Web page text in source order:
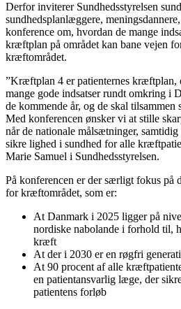
Derfor inviterer Sundhedsstyrelsen
sundhedsplanlæggere,
konference om, hvordan de mange
kræftplan på området kan bane vejen
kræftområdet.
”Kræftplan 4 er patienternes kræftplan,
mange gode indsatser rundt omkring i
de kommende år, og de skal
Med konferencen ønsker vi at stille
når de nationale målsætninger,
sikre lighed i sundhed for alle
Marie Samuel i Sundhedsstyrelsen.
På konferencen er der særligt fokus på
for kræftområdet, som er:
At Danmark i 2025 ligger på
nordiske nabolande i forhold til,
kræft
At der i 2030 er en røgfri
At 90 procent af alle
en patientansvarlig læge, der
patientens forløb